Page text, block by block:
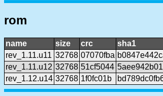
rom
name size crc sha1
rev_1.11.u11 32768 07070fba
rev_1.11.u12 32768 51cf5044
rev_1.12.u14 32768 1f0fc01b